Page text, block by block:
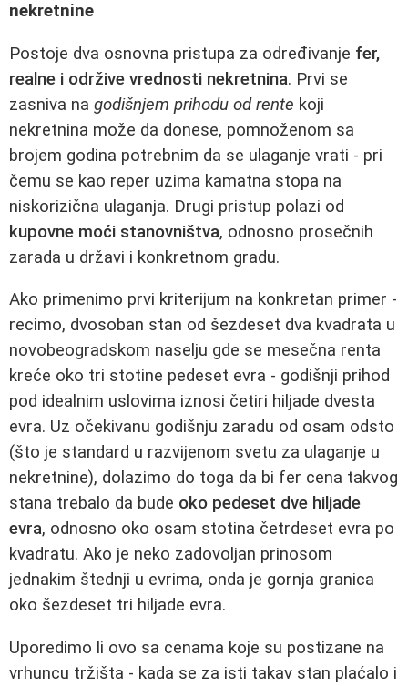
nekretnine
Postoje dva osnovna pristupa za određivanje fer,
realne i održive vrednosti nekretnina. Prvi se
zasniva na godišnjem prihodu od rente koji
nekretnina može da donese, pomnoženom sa
brojem godina potrebnim da se ulaganje vrati - pri
čemu se kao reper uzima kamatna stopa na
niskorizična ulaganja. Drugi pristup polazi od
kupovne moći stanovništva, odnosno prosečnih
zarada u državi i konkretnom gradu.
Ako primenimo prvi kriterijum na konkretan primer -
recimo, dvosoban stan od šezdeset dva kvadrata u
novobeogradskom naselju gde se mesečna renta
kreće oko tri stotine pedeset evra - godišnji prihod
pod idealnim uslovima iznosi četiri hiljade dvesta
evra. Uz očekivanu godišnju zaradu od osam odsto
(što je standard u razvijenom svetu za ulaganje u
nekretnine), dolazimo do toga da bi fer cena takvog
stana trebalo da bude oko pedeset dve hiljade
evra, odnosno oko osam stotina četrdeset evra po
kvadratu. Ako je neko zadovoljan prinosom
jednakim štednji u evrima, onda je gornja granica
oko šezdeset tri hiljade evra.
Uporedimo li ovo sa cenama koje su postizane na
vrhuncu tržišta - kada se za isti takav stan plaćalo i